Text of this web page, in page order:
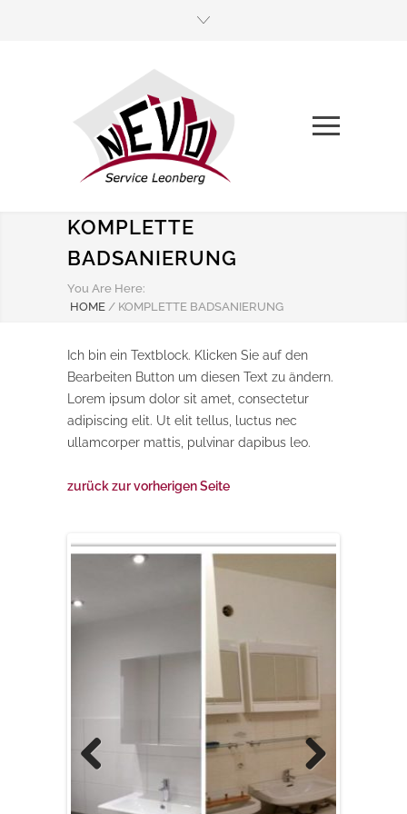
KOMPLETTE
BADSANIERUNG
You Are Here:
HOME / KOMPLETTE BADSANIERUNG
Ich bin ein Textblock. Klicken Sie auf den
Bearbeiten Button um diesen Text zu ändern.
Lorem ipsum dolor sit amet, consectetur
adipiscing elit. Ut elit tellus, luctus nec
ullamcorper mattis, pulvinar dapibus leo.
zurück zur vorherigen Seite
Next